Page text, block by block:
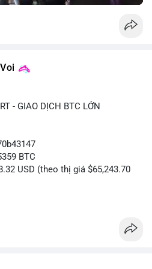
- GIAO DỊCH BTC LỚN
BTC
USD (theo thị giá $65,243.70
4 triệu USD được di chuyển